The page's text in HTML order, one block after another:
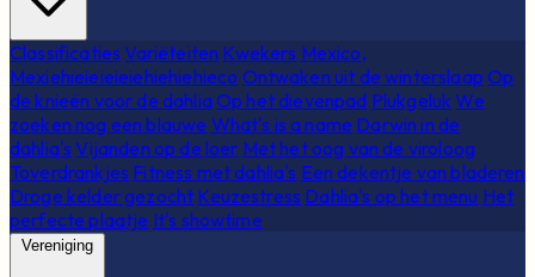
Classificaties Variëteiten Kwekers Mexico,
Mexiehieieieieiehiehiehieco Ontwaken uit de winterslaap Op
de knieën voor de dahliaOp het dievenpad Plukgeluk We
zoeken nog een blauwe What's is a name Darwin in de
dahlia's Vijanden op de loer Met het oog van de viroloog
Toverdrankjes Fitness met dahlia's Een dekentje van bladeren
Droge kelder gezocht Keuzestress Dahlia's op het menu Het
perfecte plaatje It's showtime
Vereniging